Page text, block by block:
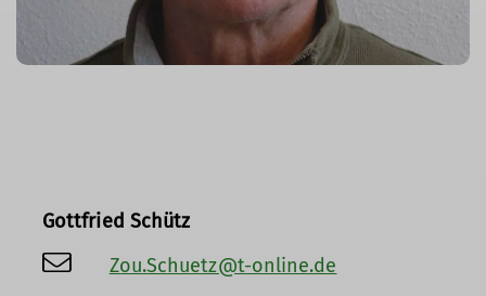
Gottfried Schütz
Zou.Schuetz@t-online.de